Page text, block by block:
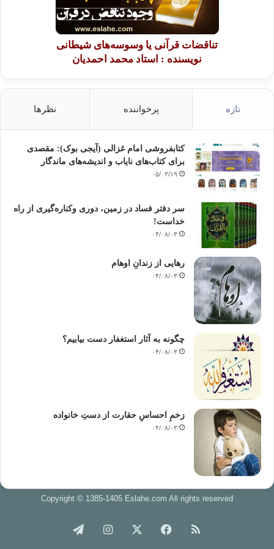
ایمان به «قضا و قدر »
نگرشی قرآنی در فهم قدر و قضا
چگونه با وجود قدرهای خداوند، سرنوشت خود را رقم بزنیم ؟
ایمان قضا قدر سرنوشت تقدیر تقدیر
قدر و قضا قضا و قدر
تناقضات قرآنی یا وسوسه‌های شیطانی
نویسنده : استاد محمد احمدیان
تازه پرخواننده نظرها
کتابفروشی امام غزالی (آیجی بوک): مقصدی
برای کتاب‌های نایاب و اندیشه‌های ماندگار
۰۵/۰۳/۱۹
سر دفتر فساد در زمین‌، دوری وکناره‌گیری از راه
خداست‌!
۰۴/۰۸/۰۳
رهایی از زندانِ اوهام
۰۴/۰۸/۰۳
چگونه به آثار استغفار دست بیابیم؟
۰۴/۰۸/۰۳
زخمِ احساسِ حقارت از دستِ خانواده
۰۴/۰۸/۰۳
Copyright © 1385-1405 Eslahe.com All rights reserved
خوراک فیس اینستاگرام